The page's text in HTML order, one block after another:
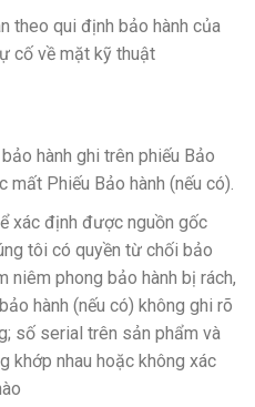
theo qui định bảo hành của
cố về mặt kỹ thuật
hành ghi trên phiếu Bảo
Phiếu Bảo hành (nếu có).
xác định được nguồn gốc
tôi có quyền từ chối bảo
niêm phong bảo hành bị rách,
hành (nếu có) không ghi rõ
số serial trên sản phẩm và
khớp nhau hoặc không xác